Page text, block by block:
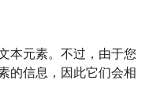
本元素。不过，由于您
的信息，因此它们会相